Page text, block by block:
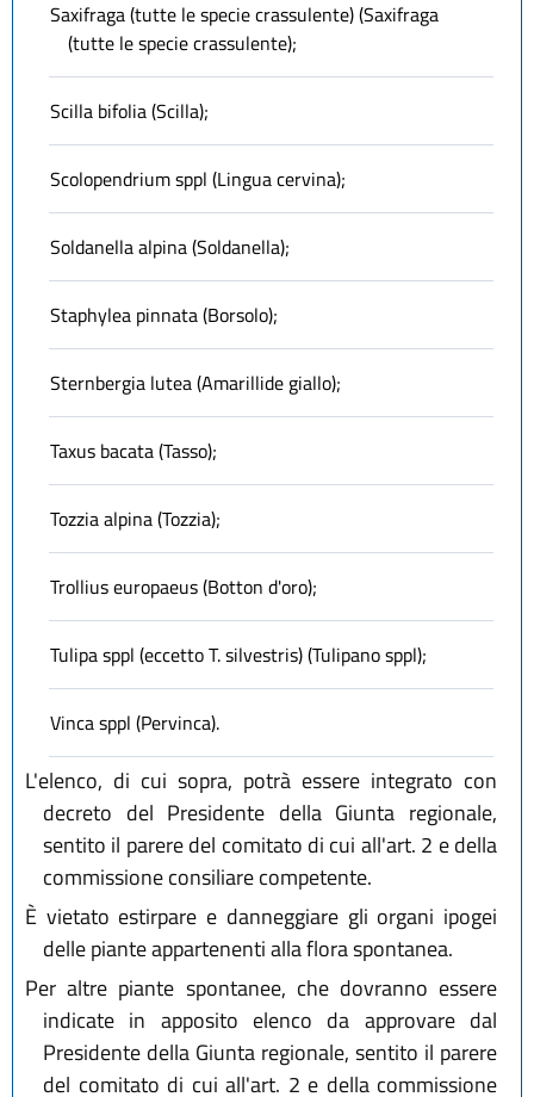
Saxifraga (tutte le specie crassulente) (Saxifraga
(tutte le specie crassulente);
Scilla bifolia (Scilla);
Scolopendrium sppl (Lingua cervina);
Soldanella alpina (Soldanella);
Staphylea pinnata (Borsolo);
Sternbergia lutea (Amarillide giallo);
Taxus bacata (Tasso);
Tozzia alpina (Tozzia);
Trollius europaeus (Botton d'oro);
Tulipa sppl (eccetto T. silvestris) (Tulipano sppl);
Vinca sppl (Pervinca).
L'elenco, di cui sopra, potrà essere integrato con
decreto del Presidente della Giunta regionale,
sentito il parere del comitato di cui all'art. 2 e della
commissione consiliare competente.
È vietato estirpare e danneggiare gli organi ipogei
delle piante appartenenti alla flora spontanea.
Per altre piante spontanee, che dovranno essere
indicate in apposito elenco da approvare dal
Presidente della Giunta regionale, sentito il parere
del comitato di cui all'art. 2 e della commissione